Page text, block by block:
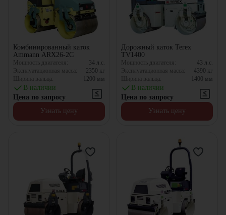
Комбинированный каток
Ammann ARX26-2C
Мощность двигателя: 34 л.с.
Эксплуатационная масса:
2350 кг
Ширина вальца:
1200 мм
В наличии
Цена по запросу
Узнать цену
Дорожный каток Terex
TV1400
Мощность двигателя: 43 л.с.
Эксплуатационная масса:
4390 кг
Ширина вальца:
1400 мм
В наличии
Цена по запросу
Узнать цену